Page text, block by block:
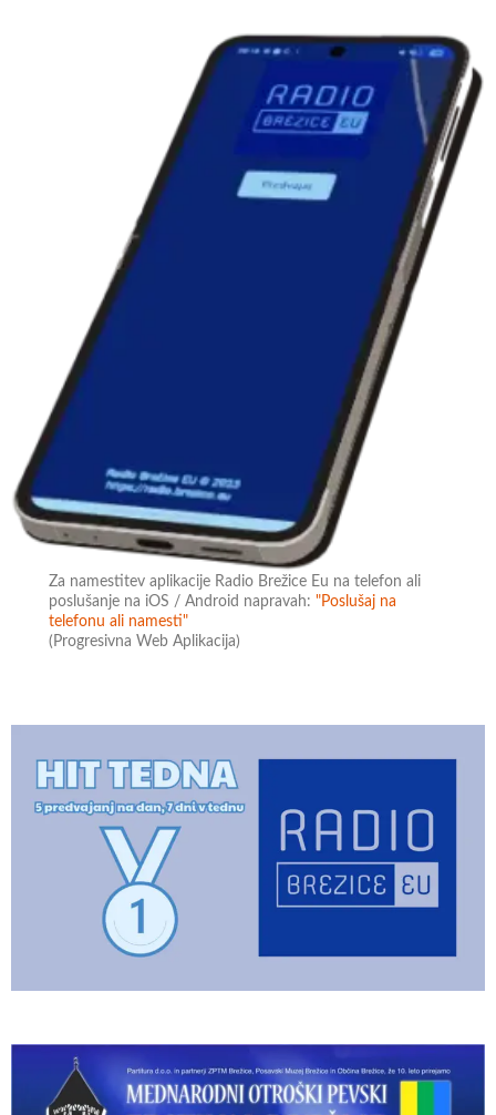
Za namestitev aplikacije Radio Brežice Eu na telefon ali
poslušanje na iOS / Android napravah:"Poslušaj na
telefonu ali namesti"
(Progresivna Web Aplikacija)